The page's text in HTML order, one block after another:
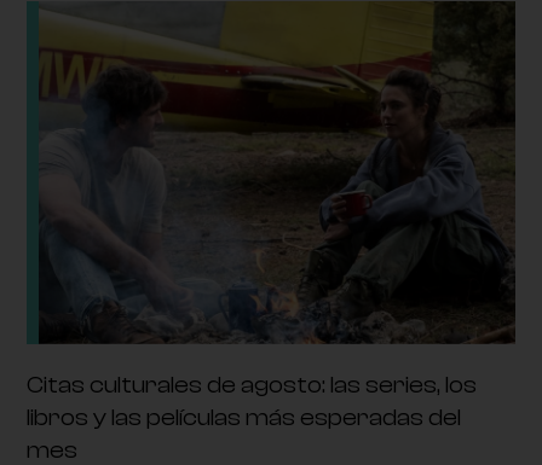
Citas culturales de agosto: las series, los
libros y las películas más esperadas del
mes